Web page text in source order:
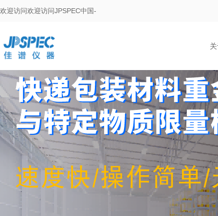
欢迎访问欢迎访问JPSPEC中国-